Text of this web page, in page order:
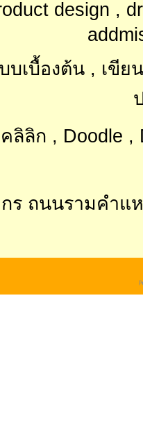
design ,
เบื้องต้น , เขีย
ลิก , Doodle ,
ร ถนนรามคำแ